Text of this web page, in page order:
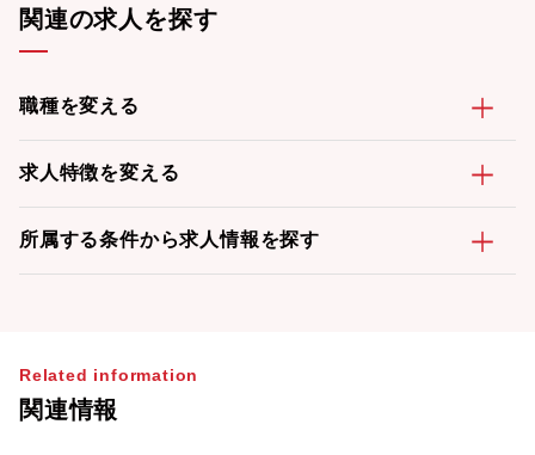
関連の求人を探す
職種を変える
求人特徴を変える
所属する条件から求人情報を探す
Related information
関連情報